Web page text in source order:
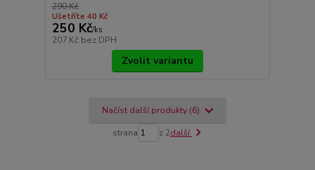
290 Kč
Ušetříte 40 Kč
250 Kč/ks
207 Kč bez DPH
Zvolit variantu
Načíst další produkty (6)
strana z 2další